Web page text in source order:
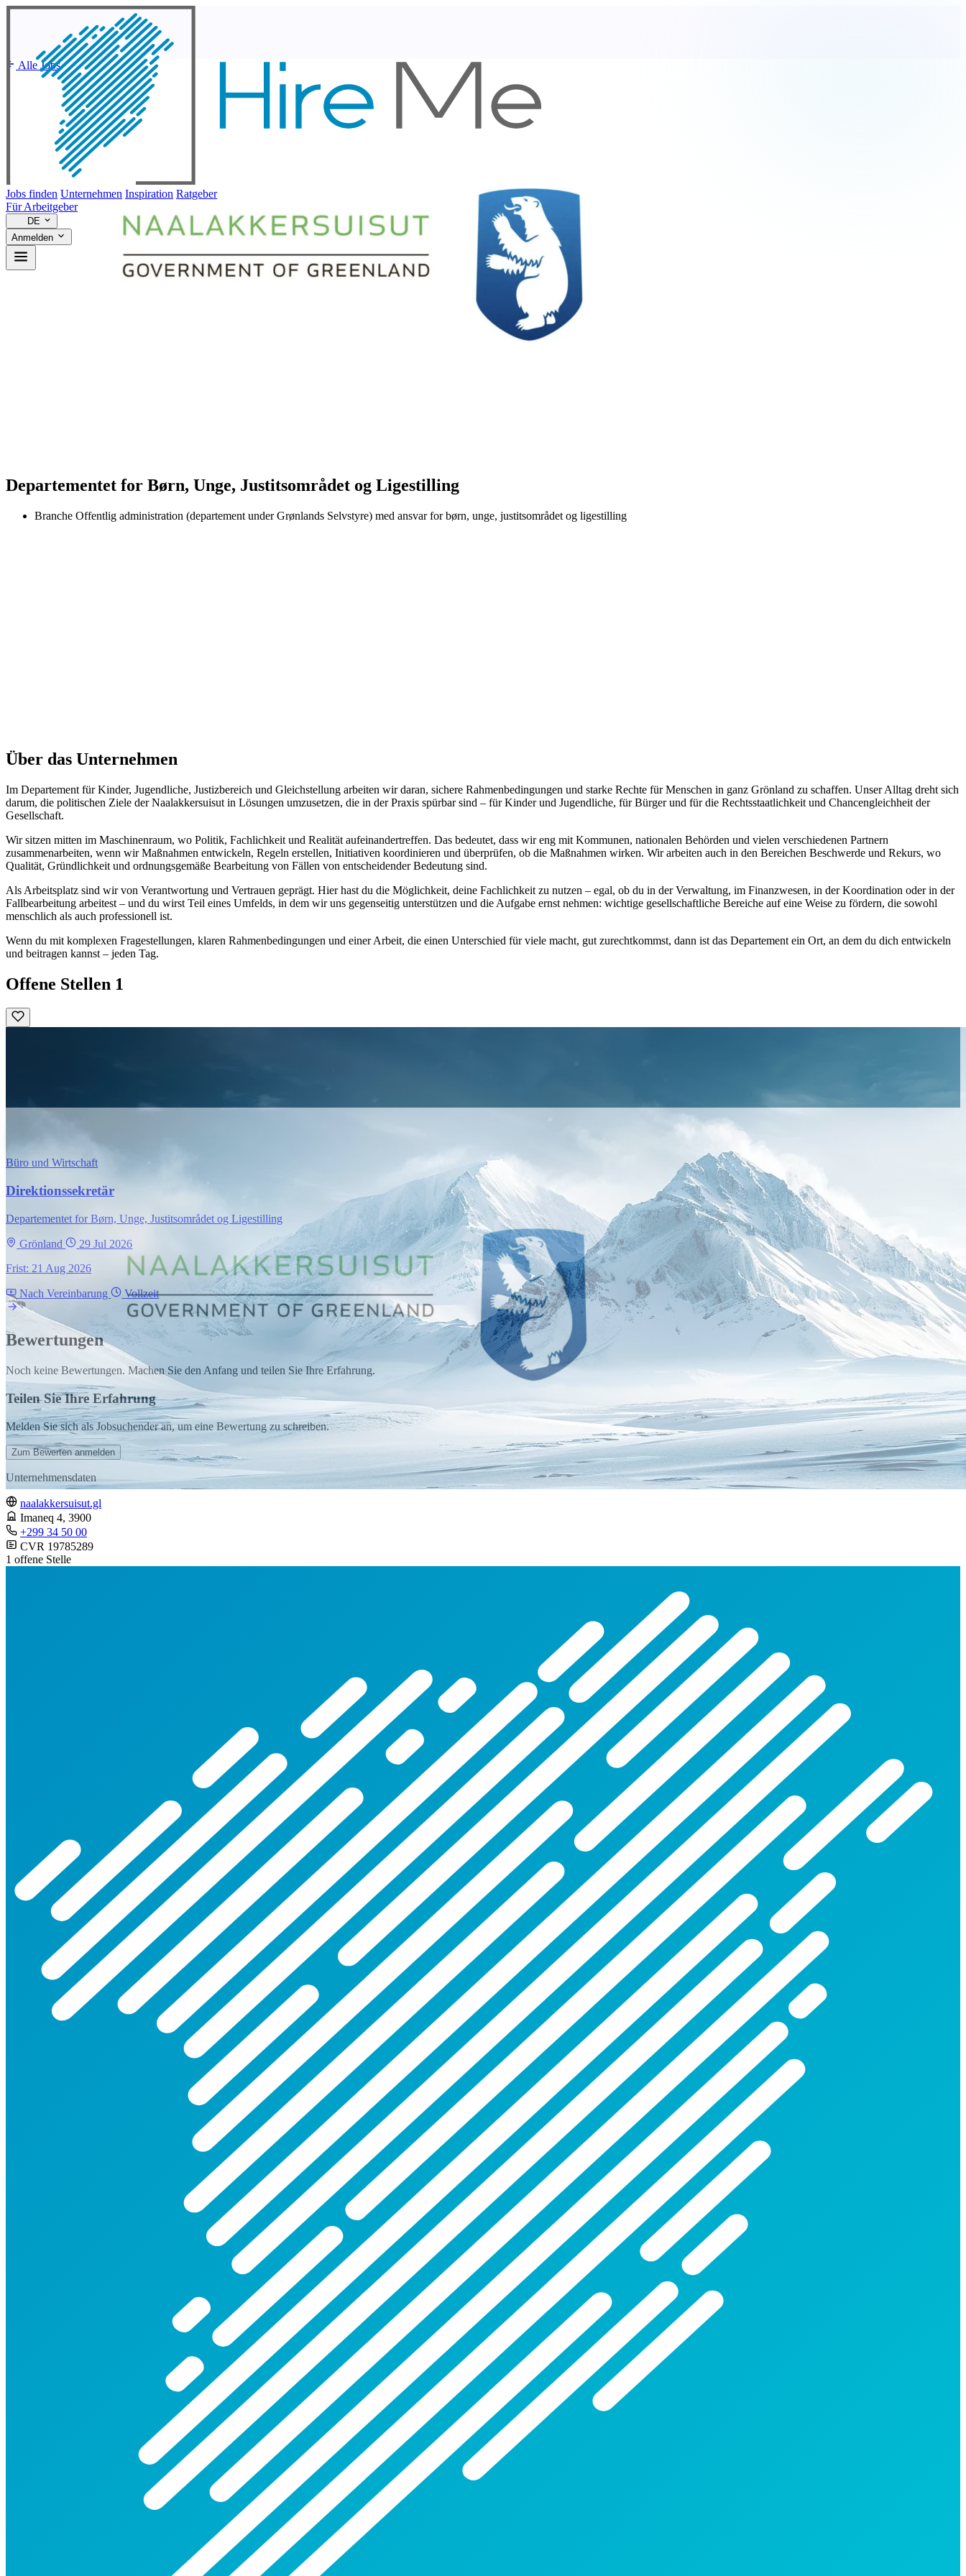
Jobs finden Unternehmen Inspiration Ratgeber
Für Arbeitgeber
DE
Anmelden
Alle Jobs
Departementet for Børn, Unge, Justitsområdet og Ligestilling
Branche Offentlig administration (departement under Grønlands Selvstyre) med ansvar for børn, unge, justitsområdet og ligestilling
Über das Unternehmen
Im Departement für Kinder, Jugendliche, Justizbereich und Gleichstellung arbeiten wir daran, sichere Rahmenbedingungen und starke Rechte für Menschen in ganz Grönland zu schaffen. Unser Alltag dreht sich
darum, die politischen Ziele der Naalakkersuisut in Lösungen umzusetzen, die in der Praxis spürbar sind – für Kinder und Jugendliche, für Bürger und für die Rechtsstaatlichkeit und Chancengleichheit der
Gesellschaft.
Wir sitzen mitten im Maschinenraum, wo Politik, Fachlichkeit und Realität aufeinandertreffen. Das bedeutet, dass wir eng mit Kommunen, nationalen Behörden und vielen verschiedenen Partnern
zusammenarbeiten, wenn wir Maßnahmen entwickeln, Regeln erstellen, Initiativen koordinieren und überprüfen, ob die Maßnahmen wirken. Wir arbeiten auch in den Bereichen Beschwerde und Rekurs, wo
Qualität, Gründlichkeit und ordnungsgemäße Bearbeitung von Fällen von entscheidender Bedeutung sind.
Als Arbeitsplatz sind wir von Verantwortung und Vertrauen geprägt. Hier hast du die Möglichkeit, deine Fachlichkeit zu nutzen – egal, ob du in der Verwaltung, im Finanzwesen, in der Koordination oder in der
Fallbearbeitung arbeitest – und du wirst Teil eines Umfelds, in dem wir uns gegenseitig unterstützen und die Aufgabe ernst nehmen: wichtige gesellschaftliche Bereiche auf eine Weise zu fördern, die sowohl
menschlich als auch professionell ist.
Wenn du mit komplexen Fragestellungen, klaren Rahmenbedingungen und einer Arbeit, die einen Unterschied für viele macht, gut zurechtkommst, dann ist das Departement ein Ort, an dem du dich entwickeln
und beitragen kannst – jeden Tag.
Offene Stellen 1
Büro und Wirtschaft
Direktionssekretär
Departementet for Børn, Unge, Justitsområdet og Ligestilling
Grönland
29 Jul 2026
Frist: 21 Aug 2026
Nach Vereinbarung Vollzeit
Bewertungen
Noch keine Bewertungen. Machen Sie den Anfang und teilen Sie Ihre Erfahrung.
Teilen Sie Ihre Erfahrung
Melden Sie sich als Jobsuchender an, um eine Bewertung zu schreiben.
Zum Bewerten anmelden
Unternehmensdaten
naalakkersuisut.gl
Imaneq 4, 3900
+299 34 50 00
CVR 19785289
1 offene Stelle